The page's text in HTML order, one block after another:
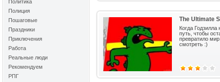
The Ultimate
Когда
путь, чтобы
превратило
смотреть :)
Политика
Полиция
Пошаговые
Праздники
Приключения
Работа
Реальные люди
Рекомендуем
РПГ